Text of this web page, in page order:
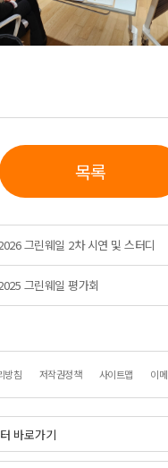
목록
그린웨일 2차 시연 및 스터디
그린웨일 평가회
방침 저작권정책 사이트맵 이